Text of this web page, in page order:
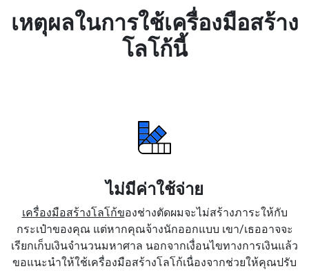
เหตุผลในการใช้เครื่องมือสร้าง
โลโก้นี้
ไม่มีค่าใช้จ่าย
เครื่องมือสร้างโลโก้ของช่างตัดผมจะไม่สร้างภาระให้กับ
กระเป๋าของคุณ แต่หากคุณจ้างนักออกแบบ เขา/เธออาจจะ
เรียกเก็บเงินจำนวนมหาศาล นอกจากเงื่อนไขทางการเงินแล้ว
ขอแนะนำให้ใช้เครื่องมือสร้างโลโก้เนื่องจากช่วยให้คุณปรับ